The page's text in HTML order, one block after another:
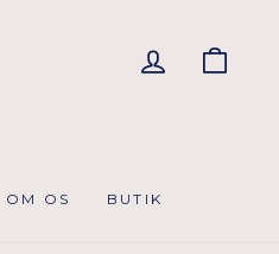
OM OS BUTIK